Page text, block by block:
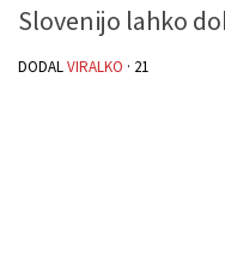
Slovenijo lahko
DODALVIRALKO · 21